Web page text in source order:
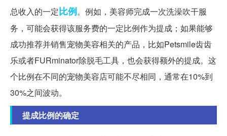
总收入的一定比例。例如，美容师完成一次洗澡吹干服
务，可能会获得该服务费的一定比例作为提成；如果能够
成功推荐并销售宠物美容相关的产品，比如Petsmile齿齿
乐或者FURminator除脱毛工具，也会获得额外的提成。这
个比例在不同的宠物美容店可能不尽相同，通常在10%到
30%之间波动。
提成比例的确定